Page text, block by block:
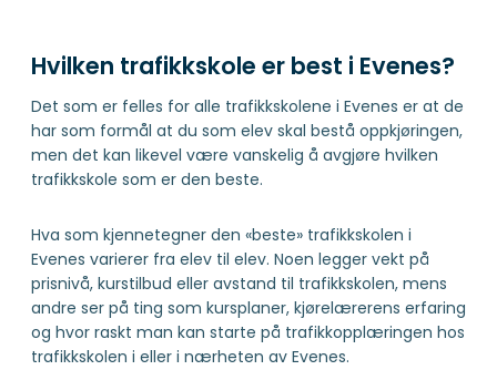
Hvilken trafikkskole er best i Evenes?
Det som er felles for alle trafikkskolene i Evenes er at de
har som formål at du som elev skal bestå oppkjøringen,
men det kan likevel være vanskelig å avgjøre hvilken
trafikkskole som er den beste.
Hva som kjennetegner den «beste» trafikkskolen i
Evenes varierer fra elev til elev. Noen legger vekt på
prisnivå, kurstilbud eller avstand til trafikkskolen, mens
andre ser på ting som kursplaner, kjørelærerens erfaring
og hvor raskt man kan starte på trafikkopplæringen hos
trafikkskolen i eller i nærheten av Evenes.